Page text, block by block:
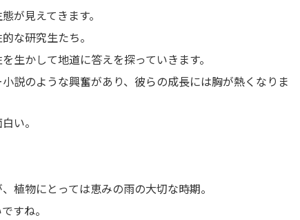
が見えてきます。
な研究生たち。
生かして地道に答えを探っていきます。
説のような興奮があり、彼らの成長には胸が熱くなりま
い。
植物にとっては恵みの雨の大切な時期。
すね。